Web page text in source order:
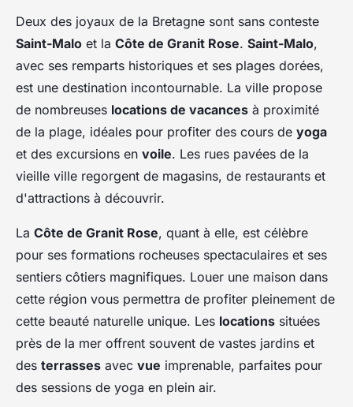
Deux des joyaux de la Bretagne sont sans conteste
Saint-Malo et la Côte de Granit Rose. Saint-Malo,
avec ses remparts historiques et ses plages dorées,
est une destination incontournable. La ville propose
de nombreuses locations de vacances à proximité
de la plage, idéales pour profiter des cours de yoga
et des excursions en voile. Les rues pavées de la
vieille ville regorgent de magasins, de restaurants et
d'attractions à découvrir.
La Côte de Granit Rose, quant à elle, est célèbre
pour ses formations rocheuses spectaculaires et ses
sentiers côtiers magnifiques. Louer une maison dans
cette région vous permettra de profiter pleinement de
cette beauté naturelle unique. Les locations situées
près de la mer offrent souvent de vastes jardins et
des terrasses avec vue imprenable, parfaites pour
des sessions de yoga en plein air.